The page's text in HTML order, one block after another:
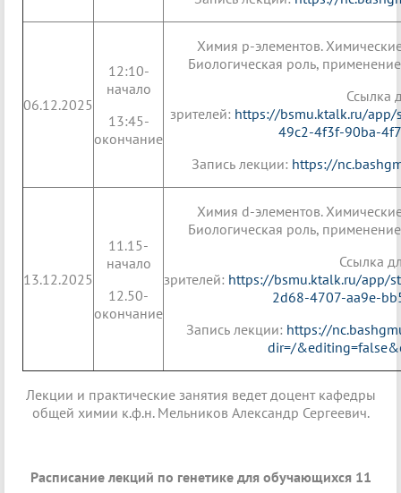
06.12.2025
12:10-
начало
13:45-
окончание
Химия р-элементов.
Биологическая роль,
Ссылка
зрителей: https://bsmu.ktalk.ru/
49c2-4f3f-90ba-
Запись лекции: https://
13.12.2025
11.15-
начало
12.50-
окончание
Химия d-элементов.
Биологическая роль,
Ссылка
зрителей: https://bsmu.ktalk.ru/app/
2d68-4707-aa9e-
Запись лекции: https://
dir=/
Лекции и практические занятия ведет доцент кафедры
общей химии к.ф.н. Мельников Александр Сергеевич.
Расписание лекций по генетике для обучающихся 11